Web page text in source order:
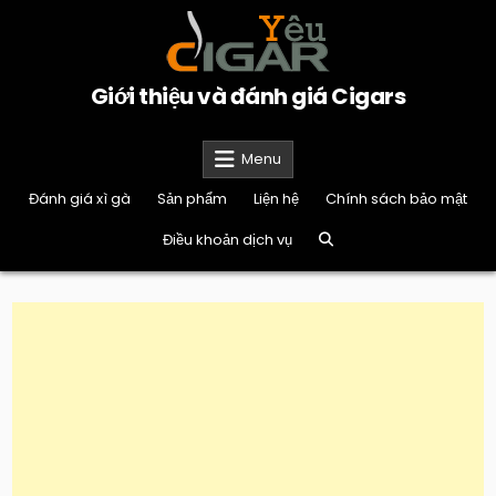
Giới thiệu và đánh giá Cigars
Menu
Đánh giá xì gà
Sản phẩm Liện hệ
Chính sách bảo mật
Điều khoản dịch vụ